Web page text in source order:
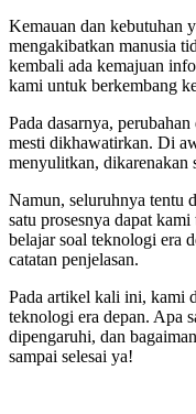
Kemauan dan kebutuhan
mengakibatkan manusia
kembali ada kemajuan
kami untuk berkembang
Pada dasarnya,
mesti dikhawatirkan. Di
menyulitkan, dikarenakan
Namun, seluruhnya tentu
satu prosesnya dapat
belajar soal teknologi era
catatan penjelasan.
Pada artikel kali ini, kami
teknologi era depan. Apa
dipengaruhi, dan
sampai selesai ya!